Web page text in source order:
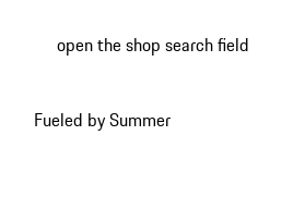
open the shop search field
Fueled by Summer